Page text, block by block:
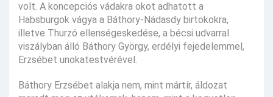
volt. A koncepciós vádakra okot adhatott a
Habsburgok vágya a Báthory-Nádasdy birtokokra,
illetve Thurzó ellenségeskedése, a bécsi udvarral
viszályban álló Báthory György, erdélyi fejedelemmel,
Erzsébet unokatestvérével.
Báthory Erzsébet alakja nem, mint mártír, áldozat